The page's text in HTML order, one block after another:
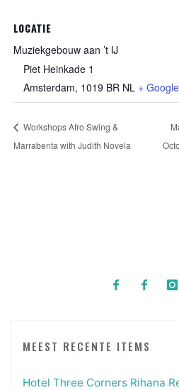
LOCATIE
Muziekgebouw aan ’t IJ
Piet Heinkade 1
Amsterdam, 1019 BR NL +
Workshops Afro Swing &
Marrabenta with Judith Novela
MEEST RECENTE ITEMS
Hotel Three Corners Rihana